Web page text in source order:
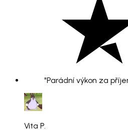
"Parádní výkon za
Vita P.